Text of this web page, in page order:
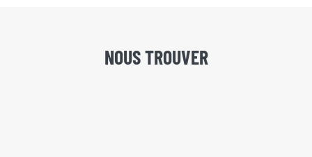
NOUS TROUVER